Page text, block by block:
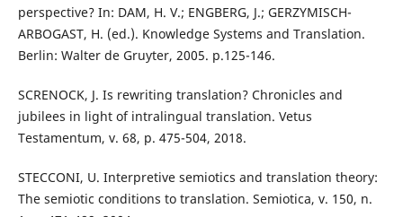
perspective? In: DAM, H. V.; ENGBERG, J.; GERZYMISCH-
ARBOGAST, H. (ed.). Knowledge Systems and Translation.
Berlin: Walter de Gruyter, 2005. p.125-146.
SCRENOCK, J. Is rewriting translation? Chronicles and
jubilees in light of intralingual translation. Vetus
Testamentum, v. 68, p. 475-504, 2018.
STECCONI, U. Interpretive semiotics and translation theory:
The semiotic conditions to translation. Semiotica, v. 150, n.